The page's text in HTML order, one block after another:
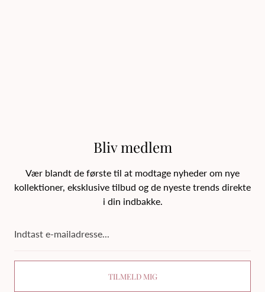
Bliv medlem
Vær blandt de første til at modtage nyheder om nye
kollektioner, eksklusive tilbud og de nyeste trends direkte
i din indbakke.
TILMELD MIG